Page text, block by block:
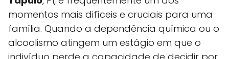
momentos mais difíceis e cruciais para uma
família. Quando a dependência química ou o
alcoolismo atingem um estágio em que o